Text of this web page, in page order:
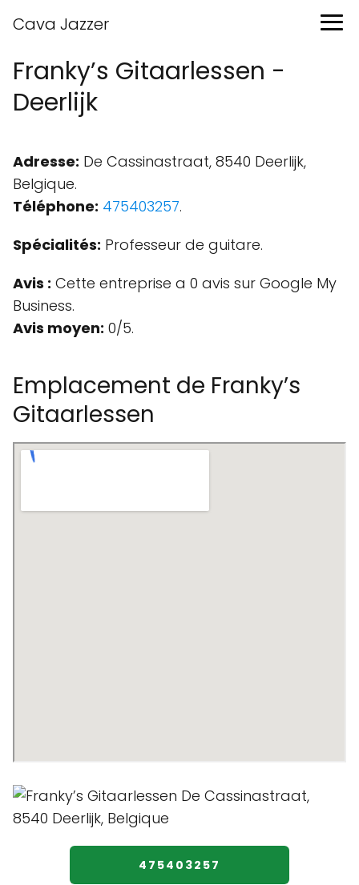
Cava Jazzer
Franky’s Gitaarlessen -
Deerlijk
Adresse: De Cassinastraat, 8540 Deerlijk,
Belgique.
Téléphone: 475403257.
Spécialités: Professeur de guitare.
Avis : Cette entreprise a 0 avis sur Google My
Business.
Avis moyen: 0/5.
Emplacement de Franky’s
Gitaarlessen
475403257